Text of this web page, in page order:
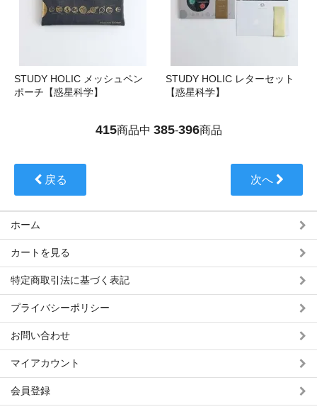
STUDY HOLIC メッシュペン
ポーチ【惑星科学】
STUDY HOLIC レターセット
【惑星科学】
415商品中 385-396商品
戻る 次へ
ホーム
カートを見る
特定商取引法に基づく表記
プライバシーポリシー
お問い合わせ
マイアカウント
会員登録